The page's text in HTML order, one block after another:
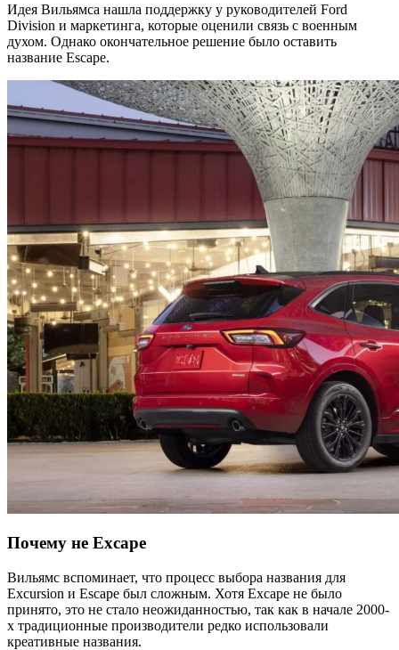
Идея Вильямса нашла поддержку у руководителей Ford
Division и маркетинга, которые оценили связь с военным
духом. Однако окончательное решение было оставить
название Escape.
Почему не Excape
Вильямс вспоминает, что процесс выбора названия для
Excursion и Escape был сложным. Хотя Excape не было
принято, это не стало неожиданностью, так как в начале 2000-
х традиционные производители редко использовали
креативные названия.